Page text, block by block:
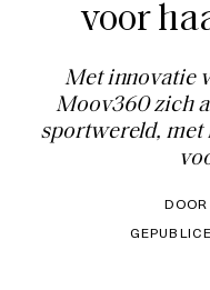
voor
Met innovatie
Moov360 zich
sportwereld,
DOOR